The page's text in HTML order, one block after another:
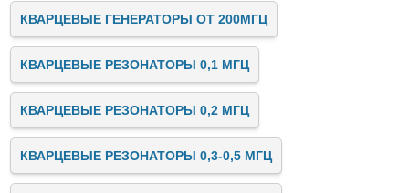
КВАРЦЕВЫЕ ГЕНЕРАТОРЫ ОТ 200МГЦ
КВАРЦЕВЫЕ РЕЗОНАТОРЫ 0,1 МГЦ
КВАРЦЕВЫЕ РЕЗОНАТОРЫ 0,2 МГЦ
КВАРЦЕВЫЕ РЕЗОНАТОРЫ 0,3-0,5 МГЦ